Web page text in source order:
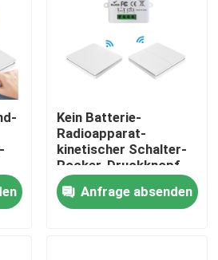
Kein Batterie-
Radioapparat-
kinetischer Schalter-
Rocker-Druckknopf-
selbst- angetriebener
Lichtschalter
Anfrage absenden